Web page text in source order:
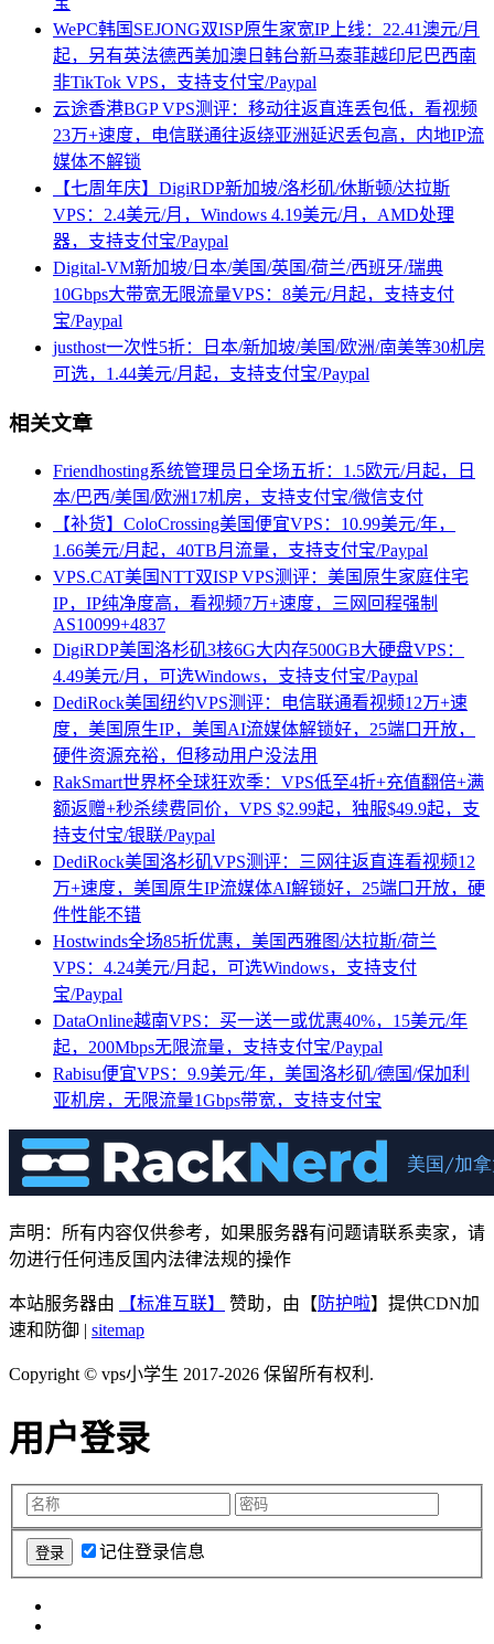
WePC韩国SEJONG双ISP原生家宽IP上线：22.41澳元/月
起，另有英法德西美加澳日韩台新马泰菲越印尼巴西南
非TikTok VPS，支持支付宝/Paypal
云途香港BGP VPS测评：移动往返直连丢包低，看视频
23万+速度，电信联通往返绕亚洲延迟丢包高，内地IP流
媒体不解锁
【七周年庆】DigiRDP新加坡/洛杉矶/休斯顿/达拉斯
VPS：2.4美元/月，Windows 4.19美元/月，AMD处理
器，支持支付宝/Paypal
Digital-VM新加坡/日本/美国/英国/荷兰/西班牙/瑞典
10Gbps大带宽无限流量VPS：8美元/月起，支持支付
宝/Paypal
justhost一次性5折：日本/新加坡/美国/欧洲/南美等30机房
可选，1.44美元/月起，支持支付宝/Paypal
相关文章
Friendhosting系统管理员日全场五折：1.5欧元/月起，日
本/巴西/美国/欧洲17机房，支持支付宝/微信支付
【补货】ColoCrossing美国便宜VPS：10.99美元/年，
1.66美元/月起，40TB月流量，支持支付宝/Paypal
VPS.CAT美国NTT双ISP VPS测评：美国原生家庭住宅
IP，IP纯净度高，看视频7万+速度，三网回程强制
AS10099+4837
DigiRDP美国洛杉矶3核6G大内存500GB大硬盘VPS：
4.49美元/月，可选Windows，支持支付宝/Paypal
DediRock美国纽约VPS测评：电信联通看视频12万+速
度，美国原生IP，美国AI流媒体解锁好，25端口开放，
硬件资源充裕，但移动用户没法用
RakSmart世界杯全球狂欢季：VPS低至4折+充值翻倍+满
额返赠+秒杀续费同价，VPS $2.99起，独服$49.9起，支
持支付宝/银联/Paypal
DediRock美国洛杉矶VPS测评：三网往返直连看视频12
万+速度，美国原生IP流媒体AI解锁好，25端口开放，硬
件性能不错
Hostwinds全场85折优惠，美国西雅图/达拉斯/荷兰
VPS：4.24美元/月起，可选Windows，支持支付
宝/Paypal
DataOnline越南VPS：买一送一或优惠40%，15美元/年
起，200Mbps无限流量，支持支付宝/Paypal
Rabisu便宜VPS：9.9美元/年，美国洛杉矶/德国/保加利
亚机房，无限流量1Gbps带宽，支持支付宝
声明：所有内容仅供参考，如果服务器有问题请联系卖家，请
勿进行任何违反国内法律法规的操作
本站服务器由 【标准互联】 赞助，由【 防护啦】提供CDN加
速和防御 | sitemap
Copyright © vps小学生 2017-2026 保留所有权利.
用户登录
记住登录信息